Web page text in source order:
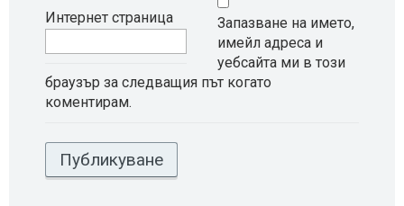
Интернет страница
Запазване на името,
имейл адреса и
уебсайта ми в този
браузър за следващия път когато
коментирам.